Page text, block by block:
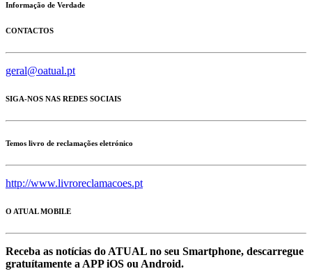
Informação de Verdade
CONTACTOS
geral@oatual.pt
SIGA-NOS NAS REDES SOCIAIS
Temos livro de reclamações eletrónico
http://www.livroreclamacoes.pt
O ATUAL MOBILE
Receba as notícias do ATUAL no seu Smartphone, descarregue
gratuítamente a APP iOS ou Android.